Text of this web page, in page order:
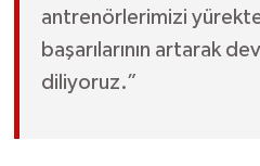
antrenörlerimizi
başarılarının artarak
diliyoruz.”